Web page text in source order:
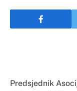
Predsjednik